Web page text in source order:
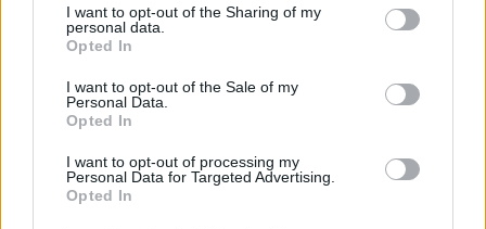
I want to opt-out of the Sharing of my
personal data.
Opted In
I want to opt-out of the Sale of my
Personal Data.
Opted In
I want to opt-out of processing my
Personal Data for Targeted Advertising.
Opted In
eines solchen dringend empfehlen, wenn du planst, regelmäßig mit
deinen Freunden über den Sprach-Chat oder Discord zu
kommunizieren, bietet der DualSense-Controller eine Alternative,
Der Controller verfügt nämlich über ein integriertes Mikrofon, das
vom Voice Chat unterstützt wird. So bist du nicht zwingend auf ein
Mikrofon des DualSense-Controllers ist es auch möglich,
Sprachnachrichten über deine PS5 an deine Freunde zu senden.